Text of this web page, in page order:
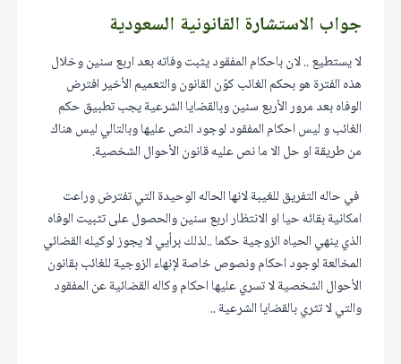
جواب الاستشارة القانونية السعودية
لا يستطيع .. لان باحكام المفقود يثبت وفاته بعد اربع سنين وخلال
هذه الفترة هو بحكم الغائب كوّن القانون والتعميم الأخير افترض
الوفاه بعد مرور الأربع سنين وبالقضايا الشرعية يجب تطبيق حكم
الغائب و ليس احكام المفقود لوجود النص عليها وبالتالي ليس هناك
من طريقة او حل الا ما نص عليه قانون الأحوال الشخصية.
في حاله التفريق للغيبة لانها الحاله الوحيدة التي تفترض وراعت
امكانية بقائه حيا او الانتظار اربع سنين والحصول على تثبيت الوفاه
الذي ينهي الحياه الزوجية حكما ..لذلك برأيي لا يجوز لوكيله القضائي
المخالعة لوجود احكام ونصوص خاصة لإنهاء الزوجية للغائب بقانون
الأحوال الشخصية لا تسري عليها احكام وكاله القضائية عن المفقود
والتي لا تثري بالقضايا الشرعية ..